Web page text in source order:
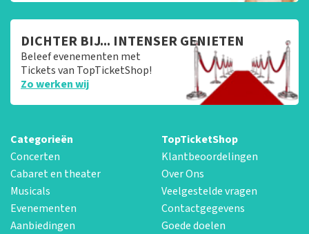
DICHTER BIJ... INTENSER GENIETEN
Beleef evenementen met
Tickets van TopTicketShop!
Zo werken wij
Categorieën
Concerten
Cabaret en theater
Musicals
Evenementen
Aanbiedingen
TopTicketShop
Klantbeoordelingen
Over Ons
Veelgestelde vragen
Contactgegevens
Goede doelen